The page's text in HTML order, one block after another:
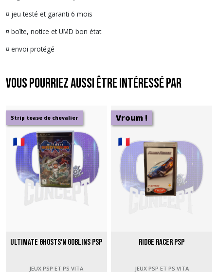
¤ jeu testé et garanti 6 mois
¤ boîte, notice et UMD bon état
¤ envoi protégé
Vous pourriez aussi être intéressé par
Strip tease de chevalier
Ultimate Ghosts'N Goblins PSP
JEUX PSP ET PS VITA
Vroum !
Ridge Racer PSP
JEUX PSP ET PS VITA